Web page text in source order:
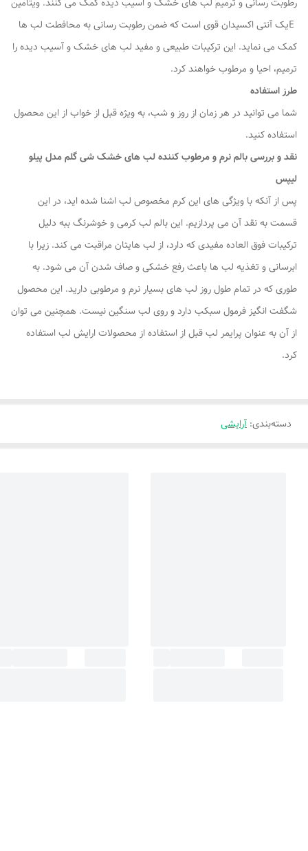
Eیک آنتی اکسیدان قوی است که ضمن رطوبت رسانی به محافطت لب ها
کمک می نماید. این ترکیبات طبیعی و مفید لب های خشک و آسیب دیده را
ترمیم، احیا و مرطوب خواهند کرد.
طرز استفاده
شما می توانید در هر زمان از روز و شب، به ویژه قبل از خواب از این محصول
استفاده کنید.
نقد و بررسی بالم نرم و مرطوب کننده لب های خشک شی گلم مدل پیلو
لیپس
پس از آنکه با ویژگی های این کرم مخصوص لب اشنا شده اید، در این
قسمت به نقد آن می پردازیم. این بالم لب کرمی و خوشرنگ ببه دلیل
ترکیبات فوق العاده مفیدی که دارد، از لب هایتان مراقبت می کند. زیرا با
ابرسانی و تغذیه لب ها باعث رفع خشکی و صاف شدن آن می شود. به
طوری که در تمام طول روز لب های بسیار نرم و مرطوبی دارید. این محصول
شگفت انگیز فرمول سبکب دارد و روی لب سنگین نیست. همچنین می توان
از آن به عنوان پرایمر لب قبل از استفاده از محصولات ارایش لب استفاده
کرد.
دسته‌بندی: آرایشی